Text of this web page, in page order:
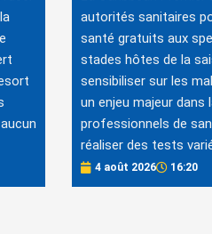
autorités sanitaires
santé gratuits aux
stades hôtes de la
sensibiliser sur les
un enjeu majeur dans
professionnels de
réaliser des tests
4 août 2026 16:20